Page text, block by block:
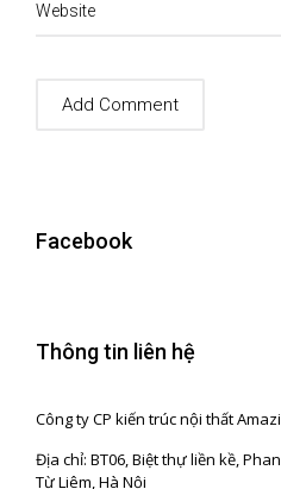
Website
Facebook
Thông tin liên hệ
Công ty CP kiến trúc nội thất
Địa chỉ: BT06, Biệt thự liền kề,
Từ Liêm, Hà Nội